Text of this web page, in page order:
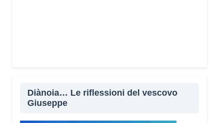
Diànoia… Le riflessioni del vescovo
Giuseppe